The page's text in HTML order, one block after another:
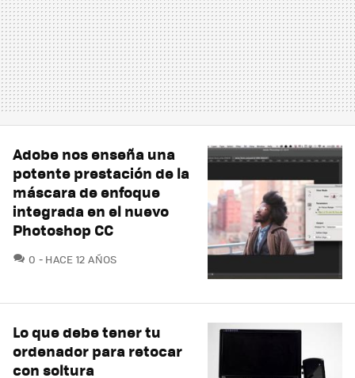
Adobe nos enseña una
potente prestación de la
máscara de enfoque
integrada en el nuevo
Photoshop CC
0 COMENTARIOS
HACE 12 AÑOS
Lo que debe tener tu
ordenador para retocar
con soltura